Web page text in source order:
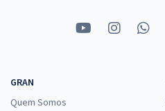
GRAN
Quem Somos